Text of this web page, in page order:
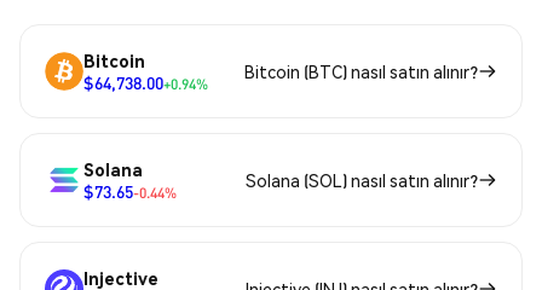
Bitcoin
$64,738.00+0.94%
Bitcoin (BTC) nasıl satın alınır?
Solana
$73.65-0.44%
Solana (SOL) nasıl satın alınır?
Injective